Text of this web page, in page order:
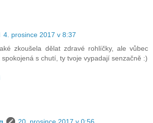
4. prosince 2017 v 8:37
zkoušela dělat zdravé rohlíčky, ale vůbec
spokojená s chutí, ty tvoje vypadají senzačně :)